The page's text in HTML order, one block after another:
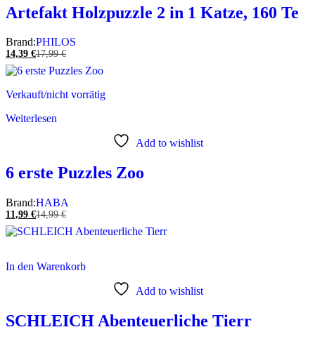
Artefakt Holzpuzzle 2 in 1 Katze, 160 Te
Brand:PHILOS
14,39 €17,99€
Verkauft/nicht vorrätig
Weiterlesen
Add to wishlist
6 erste Puzzles Zoo
Brand:HABA
11,99 €14,99€
In den Warenkorb
Add to wishlist
SCHLEICH Abenteuerliche Tierr